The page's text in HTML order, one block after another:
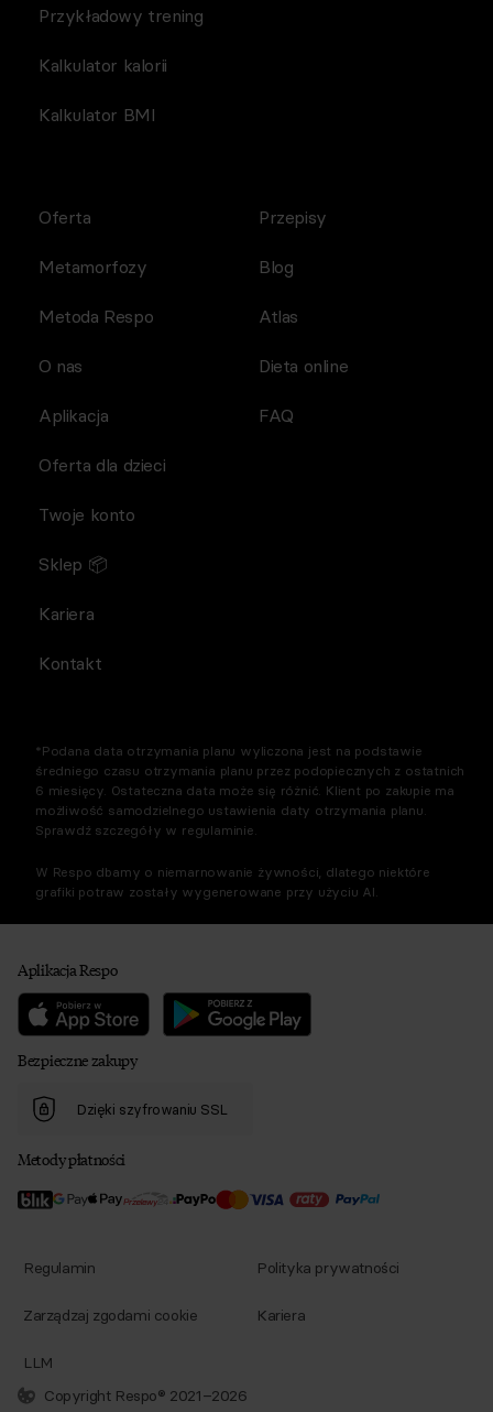
Przykładowy trening
Kalkulator kalorii
Kalkulator BMI
Oferta
Metamorfozy
Metoda Respo
O nas
Aplikacja
Przepisy
Blog
Atlas
Dieta online
FAQ
Oferta dla dzieci
Twoje konto
Sklep 📦
Kariera
Kontakt
*Podana data otrzymania planu wyliczona jest na podstawie
średniego czasu otrzymania planu przez podopiecznych z ostatnich
6 miesięcy. Ostateczna data może się różnić. Klient po zakupie ma
możliwość samodzielnego ustawienia daty otrzymania planu.
Sprawdź szczegóły w regulaminie.
W Respo dbamy o niemarnowanie żywności, dlatego niektóre
grafiki potraw zostały wygenerowane przy użyciu AI.
Aplikacja Respo
Bezpieczne zakupy
Dzięki szyfrowaniu SSL
Metody płatności
Copyright Respo® 2021–2026
Regulamin Polityka prywatności
Zarządzaj zgodami cookie Kariera
LLM